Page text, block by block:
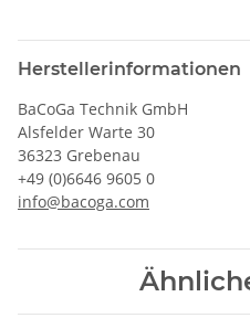
Herstellerinformationen
BaCoGa Technik GmbH
Alsfelder Warte 30
36323 Grebenau
+49 (0)6646 9605 0
info@bacoga.com